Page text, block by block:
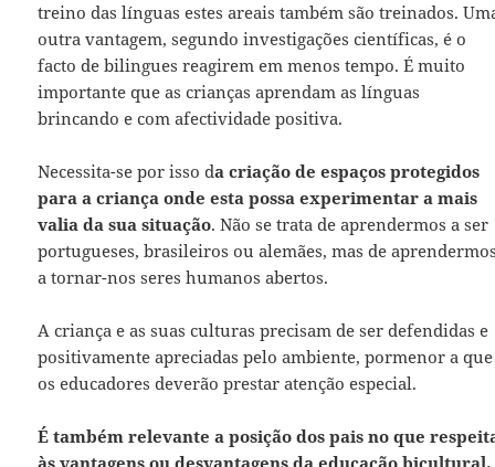
treino das línguas estes areais também são treinados.
outra vantagem, segundo investigações científicas, é o
facto de bilingues reagirem em menos tempo. É muito
importante que as crianças aprendam as línguas
brincando e com afectividade positiva.
Necessita-se por isso da criação de espaços protegidos
para a criança onde esta possa experimentar a mais
valia da sua situação. Não se trata de aprendermos a ser
portugueses, brasileiros ou alemães, mas de
a tornar-nos seres humanos abertos.
A criança e as suas culturas precisam de ser defendidas e
positivamente apreciadas pelo ambiente, pormenor a que
os educadores deverão prestar atenção especial.
É também relevante a posição dos pais no que